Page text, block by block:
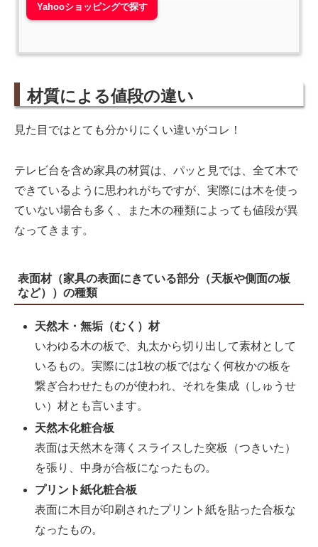
Yahooショッピングで探す
材質による値段の違い
見た目ではとても分かりにくい違いがコレ！
テレビ台を含め家具の材質は、パッと見では、全て木で
できているように思われがちですが、実際には木を使っ
ていない場合も多く、また木の種類によっても値段が異
なってきます。
表面材（家具の表面にきている部分（天板や側面の板
など））の種類
天然木・無垢（むく）材
いわゆる木の板で、丸太から切り出して素材として
いるもの。実際には1枚の板ではなく何枚かの板を
繋ぎ合わせたものが使われ、それを集成（しゅうせ
い）材とも言います。
天然木化粧合板
表面は天然木を薄くスライスした突板（つきいた）
を張り、中身が合板になったもの。
プリント紙化粧合板
表面に木目が印刷されたプリント紙を貼った合板な
なったもの。